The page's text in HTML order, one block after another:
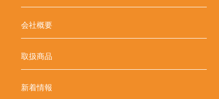
会社概要
取扱商品
新着情報